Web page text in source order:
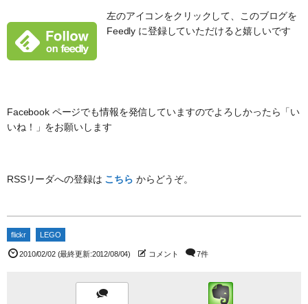
左のアイコンをクリックして、このブログを
Feedly に登録していただけると嬉しいです
Facebook ページでも情報を発信していますのでよろしかったら「い
いね！」をお願いします
RSSリーダへの登録は こちら からどうぞ。
flickr LEGO
2010/02/02(最終更新:2012/08/04) コメント 7件